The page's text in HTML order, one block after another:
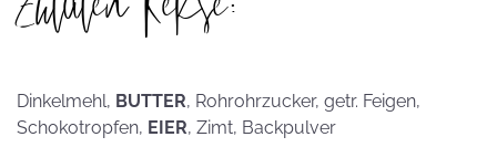
Dinkelmehl, BUTTER, Rohrohrzucker, getr. Feigen,
Schokotropfen, EIER, Zimt, Backpulver